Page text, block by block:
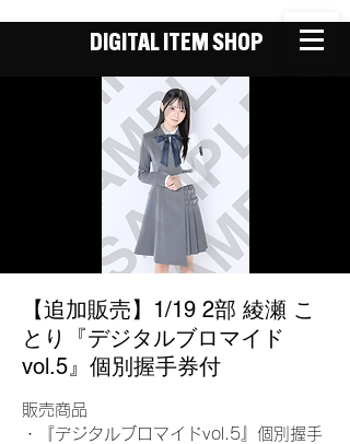
DIGITAL ITEM SHOP
【追加販売】1/19 2部 綾瀬 こ
とり『デジタルブロマイド
vol.5』個別握手券付
販売商品
・『デジタルブロマイドvol.5』個別握手